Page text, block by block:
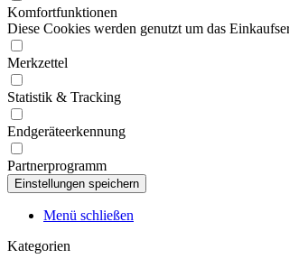
Komfortfunktionen
Diese Cookies werden genutzt um das
Merkzettel
Statistik & Tracking
Endgeräteerkennung
Partnerprogramm
Menü schließen
Kategorien